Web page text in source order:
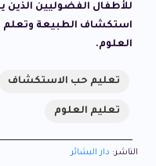
للأطفال الفضوليين الذين
استكشاف الطبيعة وتعلم
العلوم.
تعليم حب الاستكشاف
تعليم العلوم
الناشر: دار البشائر